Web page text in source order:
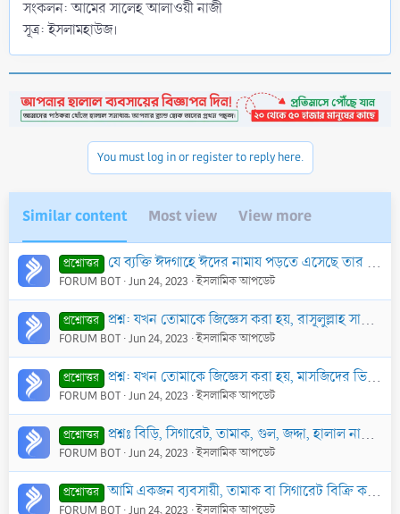
সংকলন: আমের সালেহ আলাওয়ী নাজী
সূত্র: ইসলামহাউজ।
You must log in or register to reply here.
Similar content Most view View more
প্রশ্নোত্তর যে ব্যক্তি ঈদগাহে ঈদের নামায পড়তে এসেছে তার জন্যে কি তাহিয়্যাতুল মাসজিদের দুই রাকাত নামায পড়া জায়েয আছে
FORUM BOT Jun 24, 2023 ইসলামিক আপডেট
প্রশ্নোত্তর প্রশ্ন: যখন তোমাকে জিজ্ঞেস করা হয়, রাসূলুল্লাহ সাল্লাল্লাহু আলাইহি ওয়া সাল্লামকে কি শুরু থেকেই মাসজিদে দাফন করা হয়েছে?
FORUM BOT Jun 24, 2023 ইসলামিক আপডেট
প্রশ্নোত্তর প্রশ্ন: যখন তোমাকে জিজ্ঞেস করা হয়, মাসজিদের ভিতরে মৃতদের দাফন করা ও কবরের ওপর মাসজিদ নির্মাণ করা কি বৈধ?
FORUM BOT Jun 24, 2023 ইসলামিক আপডেট
প্রশ্নোত্তর প্রশ্নঃ বিড়ি, সিগারেট, তামাক, গুল, জদ্দা, হালাল নাকি হারাম ?
FORUM BOT Jun 24, 2023 ইসলামিক আপডেট
প্রশ্নোত্তর আমি একজন ব্যবসায়ী, তামাক বা সিগারেট বিক্রি করি, এটাও আমার ব্যবসার অন্তর্ভুক্ত। এটা কি আমার জন্য জায়েয হবে?
FORUM BOT Jun 24, 2023 ইসলামিক আপডেট